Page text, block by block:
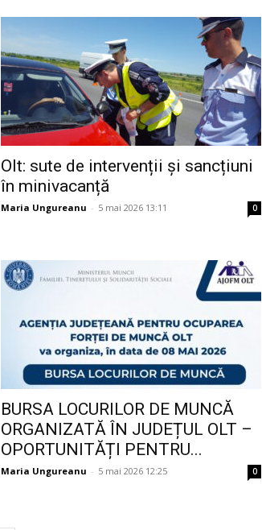
Olt: sute de intervenții și sancțiuni
în minivacanță
Maria Ungureanu - 5 mai 2026 13:11 0
BURSA LOCURILOR DE MUNCĂ
ORGANIZATĂ ÎN JUDEȚUL OLT –
OPORTUNITĂȚI PENTRU...
Maria Ungureanu - 5 mai 2026 12:25 0